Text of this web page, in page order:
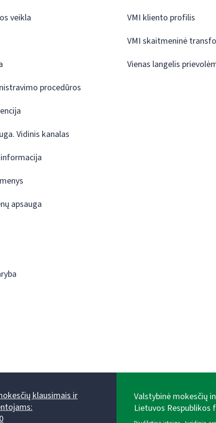
veikla
procedūros
Vidinis kanalas
apsauga
VMI kliento profilis
VMI skaitmeninė
Vienas langelis
klausimais ir
Valstybinė mokesčių
Lietuvos Respublikos